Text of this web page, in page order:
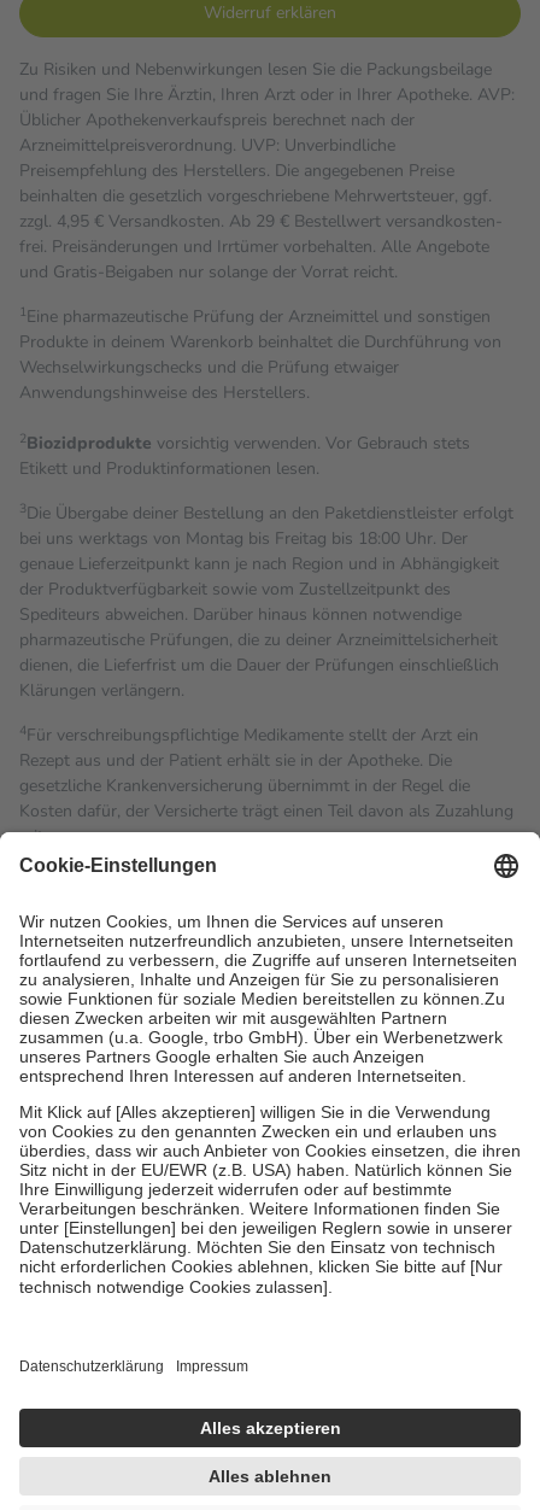
Widerruf erklären
Zu Risiken und Nebenwirkungen lesen Sie die Packungsbeilage
und fragen Sie Ihre Ärztin, Ihren Arzt oder in Ihrer Apotheke. AVP:
Üblicher Apothekenverkaufspreis berechnet nach der
Arzneimittelpreisverordnung. UVP: Unverbindliche
Preisempfehlung des Herstellers. Die angegebenen Preise
beinhalten die gesetzlich vorgeschriebene Mehrwertsteuer, ggf.
zzgl. 4,95 € Versandkosten. Ab 29 € Bestell­wert versand­kosten­
frei. Preisänderungen und Irrtümer vorbehalten. Alle Angebote
und Gratis-Beigaben nur solange der Vorrat reicht.
1Eine pharmazeutische Prüfung der Arzneimittel und sonstigen
Produkte in deinem Warenkorb beinhaltet die Durchführung von
Wechselwirkungschecks und die Prüfung etwaiger
Anwendungshinweise des Herstellers.
2Biozidprodukte vorsichtig verwenden. Vor Gebrauch stets
Etikett und Produktinformationen lesen.
3Die Übergabe deiner Bestellung an den Paketdienstleister erfolgt
bei uns werktags von Montag bis Freitag bis 18:00 Uhr. Der
genaue Lieferzeitpunkt kann je nach Region und in Abhängigkeit
der Produktverfügbarkeit sowie vom Zustellzeitpunkt des
Spediteurs abweichen. Darüber hinaus können notwendige
pharmazeutische Prüfungen, die zu deiner Arzneimittelsicherheit
dienen, die Lieferfrist um die Dauer der Prüfungen einschließlich
Klärungen verlängern.
4Für verschreibungspflichtige Medikamente stellt der Arzt ein
Rezept aus und der Patient erhält sie in der Apotheke. Die
gesetzliche Krankenversicherung übernimmt in der Regel die
Kosten dafür, der Versicherte trägt einen Teil davon als Zuzahlung
mit.
Grundsätzlich leisten Mitglieder Zuzahlungen in Höhe von zehn
höchstens zehn Euro.
Es sind jedoch nie mehr als die
tatsächlichen Kosten der Leistung zu entrichten.
Diese Regeln gelten grundsätzlich auch für Online-Apotheken.
Bei Heilmitteln und häuslicher Krankenpflege beträgt die
Zuzahlung zehn Prozent der Kosten sowie zehn Euro je
Verordnung.
Um das Engagement der Versicherten für ihre eigene Gesundheit
zu stärken und die besondere Stellung der Familie zu unterstützen,
fallenkeine Zuzahlungenan bei:
• Kindern und Jugendlichen bis zum vollendeten 18. Lebensjahr
mit Ausnahme der Fahrkosten
• Untersuchungen zur Vorsorge und Früherkennung, die von der
GKV getragen werden
• empfohlenen Schutzimpfungen
• Harn- und Blutteststreifen
getroffen, um sicherzustellen, dass es sich um echte Bewertungen
https://help.etrusted.com/hc/de/articles/4419944605341
Einige Bilder und Inhalte wurden unter Zuhilfenahme künstlicher